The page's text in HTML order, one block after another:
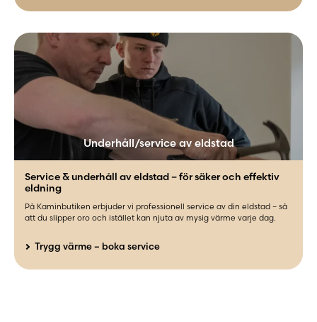
Underhåll/service av eldstad
Service & underhåll av eldstad – för säker och effektiv
eldning
På Kaminbutiken erbjuder vi professionell service av din eldstad – så
att du slipper oro och istället kan njuta av mysig värme varje dag.
Trygg värme – boka service